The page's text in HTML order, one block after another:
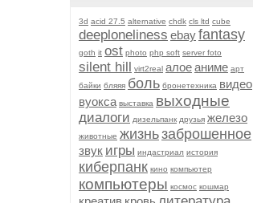
3d acid 27.5 alternative chdk cls ltd cube
deeploneliness ebayfantasy
goth it ost photo php soft server foto
silent hill virt2real алоеаниме арт
байки бляяя боль бронетехника видео
вуокса выставка выходные
диалоги дизельпанк друзья железо
животные жизньзаброшенное
звук игры индастриал история
киберпанк кино компьютер
компьютеры космос кошмар